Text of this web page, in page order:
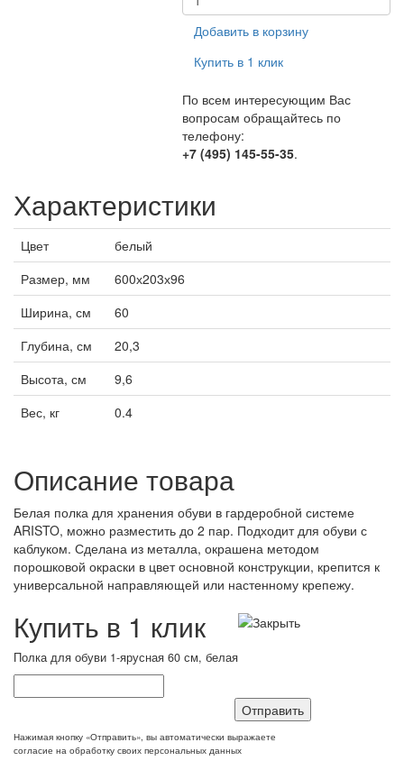
Добавить в корзину
Купить в 1 клик
По всем интересующим Вас
вопросам обращайтесь по
телефону:
+7 (495) 145-55-35.
Характеристики
Цвет
белый
Размер, мм
600х203х96
Ширина, см
60
Глубина, см
20,3
Высота, см
9,6
Вес, кг
0.4
Описание товара
Белая полка для хранения обуви в гардеробной системе
ARISTO, можно разместить до 2 пар. Подходит для обуви с
каблуком. Сделана из металла, окрашена методом
порошковой окраски в цвет основной конструкции, крепится к
универсальной направляющей или настенному крепежу.
Купить в 1 клик
Полка для обуви 1-ярусная 60 см, белая
Отправить
Нажимая кнопку «Отправить», вы автоматически выражаете
согласие на обработку своих персональных данных